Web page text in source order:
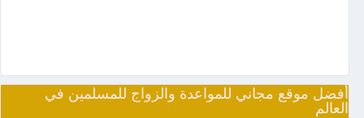
أفضل موقع مجاني للمواعدة والزواج للمسلمين في
العالم